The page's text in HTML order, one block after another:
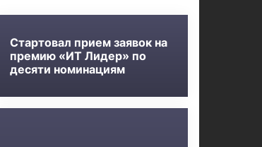
Стартовал прием заявок на
премию «ИТ Лидер» по
десяти номинациям